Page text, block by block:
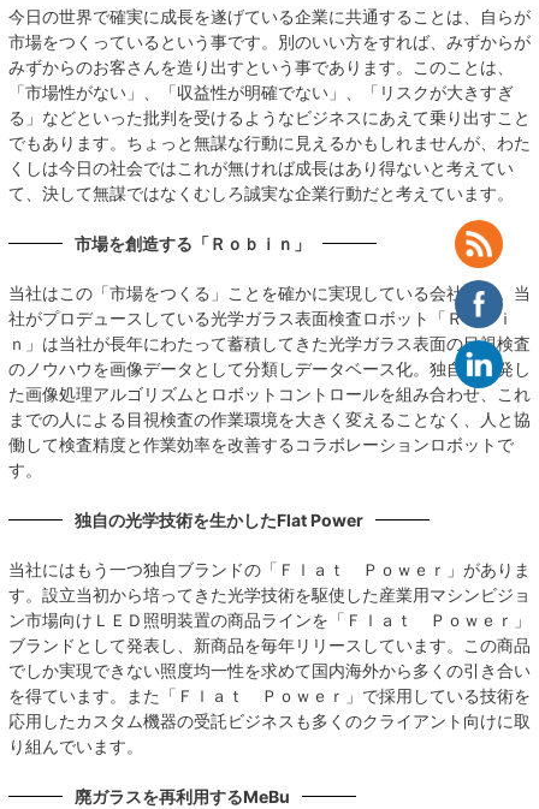
今日の世界で確実に成長を遂げている企業に共通することは、自らが
市場をつくっているという事です。別のいい方をすれば、みずからが
みずからのお客さんを造り出すという事であります。このことは、
「市場性がない」、「収益性が明確でない」、「リスクが大きすぎ
る」などといった批判を受けるようなビジネスにあえて乗り出すこと
でもあります。ちょっと無謀な行動に見えるかもしれませんが、わた
くしは今日の社会ではこれが無ければ成長はあり得ないと考えてい
て、決して無謀ではなくむしろ誠実な企業行動だと考えています。
市場を創造する「Ｒｏｂｉｎ」
当社はこの「市場をつくる」ことを確かに実現している会社です。当
社がプロデュースしている光学ガラス表面検査ロボット「Ｒｏｂｉ
ｎ」は当社が長年にわたって蓄積してきた光学ガラス表面の目視検査
のノウハウを画像データとして分類しデータベース化。独自に開発し
た画像処理アルゴリズムとロボットコントロールを組み合わせ、これ
までの人による目視検査の作業環境を大きく変えることなく、人と協
働して検査精度と作業効率を改善するコラボレーションロボットで
す。
独自の光学技術を生かしたFlat Power
当社にはもう一つ独自ブランドの「Ｆｌａｔ Ｐｏｗｅｒ」がありま
す。設立当初から培ってきた光学技術を駆使した産業用マシンビジョ
ン市場向けＬＥＤ照明装置の商品ラインを「Ｆｌａｔ Ｐｏｗｅｒ」
ブランドとして発表し、新商品を毎年リリースしています。この商品
でしか実現できない照度均一性を求めて国内海外から多くの引き合い
を得ています。また「Ｆｌａｔ Ｐｏｗｅｒ」で採用している技術を
応用したカスタム機器の受託ビジネスも多くのクライアント向けに取
り組んでいます。
廃ガラスを再利用するMeBu